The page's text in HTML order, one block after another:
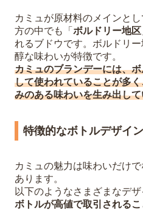
カミュが原材料のメインと
方の中でも「 ボルドリー地区
れるブドウです。ボルドリ
醇な味わいが特徴です。
カミュのブランデーには、
して使われていることが多
みのある味わいを生み出し
特徴的なボトルデザイン
カミュの魅力は味わいだけ
あります。
以下のようなさまざまなデザ
ボトルが高値で取引されるこ